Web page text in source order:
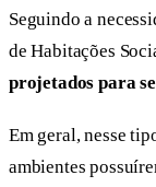
Seguindo a
de Habitações
projetados para
Em geral, nesse
ambientes